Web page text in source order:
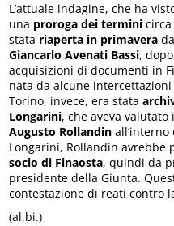
L’attuale indagine, che ha
una proroga dei termini
stata riaperta in primavera
Giancarlo Avenati Bassi,
acquisizioni di documenti in
nata da alcune
Torino, invece, era stata
Longarini, che aveva valutato
Augusto Rollandin all’interno
Longarini, Rollandin avrebbe
socio di Finaosta, quindi da
presidente della Giunta.
contestazione di reati contro
(al.bi.)